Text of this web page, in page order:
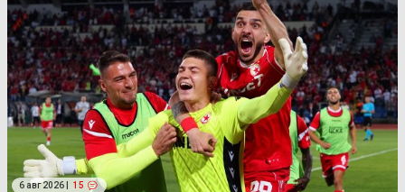
6 авг 2026 | 15